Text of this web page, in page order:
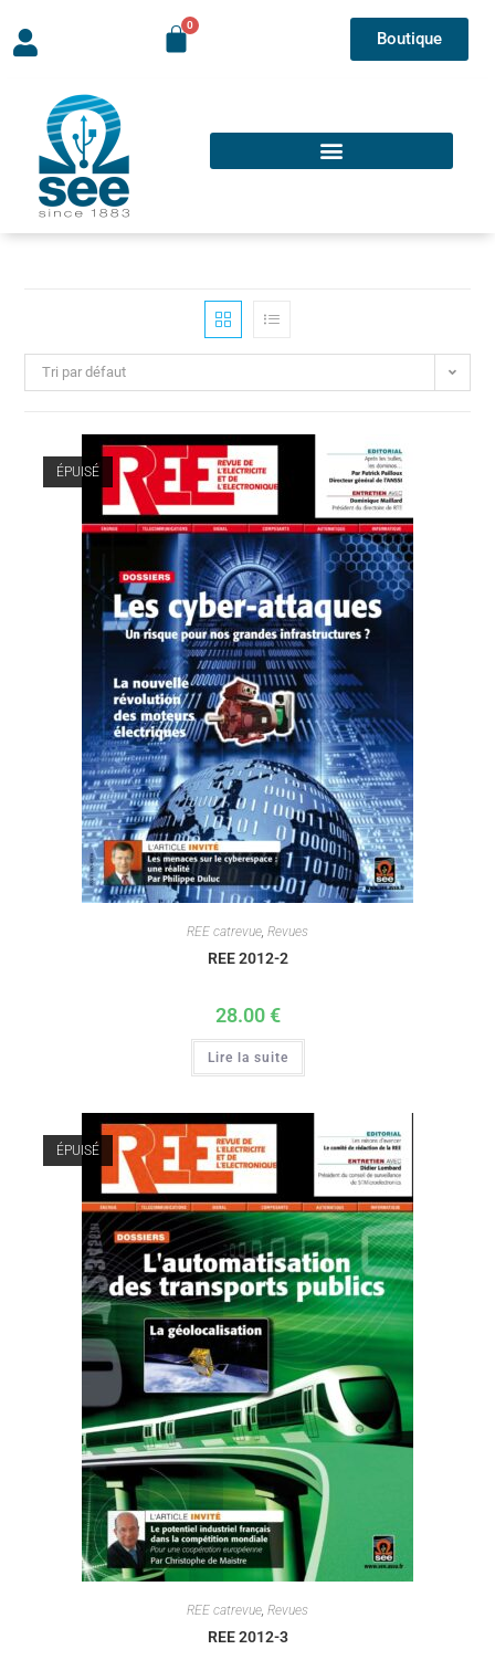
Boutique
Tri par défaut
ÉPUISÉ
REE catrevue, Revues
REE 2012-2
28.00€
Lire la suite
ÉPUISÉ
REE catrevue Revues
REE 2012-3